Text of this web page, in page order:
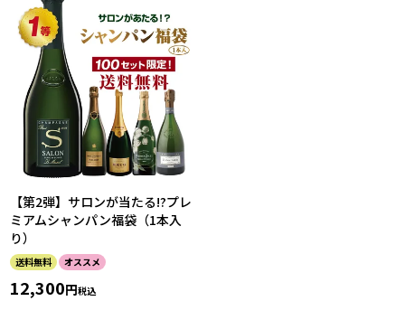
【第2弾】サロンが当たる!?プレ
ミアムシャンパン福袋（1本入
り）
送料無料 オススメ
12,300 税込